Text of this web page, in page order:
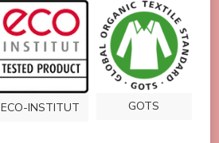
ECO-INSTITUT
GOTS